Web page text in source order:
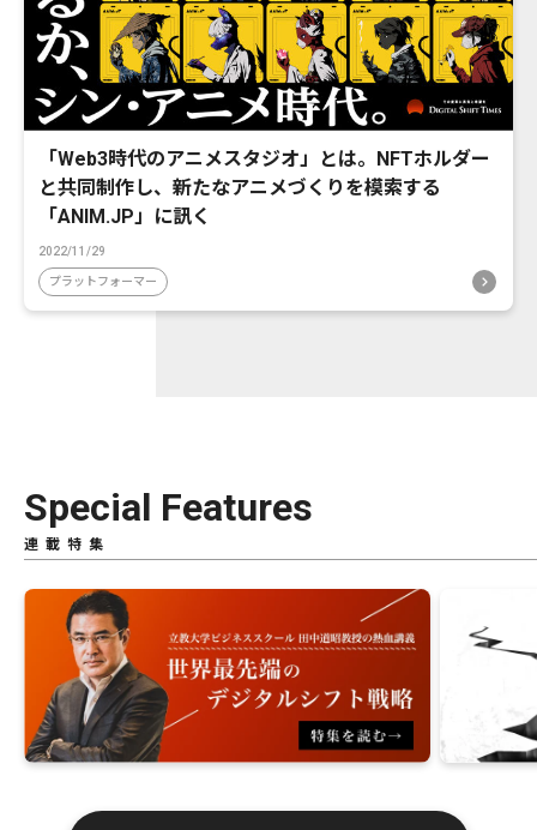
「Web3時代のアニメスタジオ」とは。NFTホルダー
と共同制作し、新たなアニメづくりを模索する
「ANIM.JP」に訊く
2022/11/29
プラットフォーマー
Special Features
連載特集